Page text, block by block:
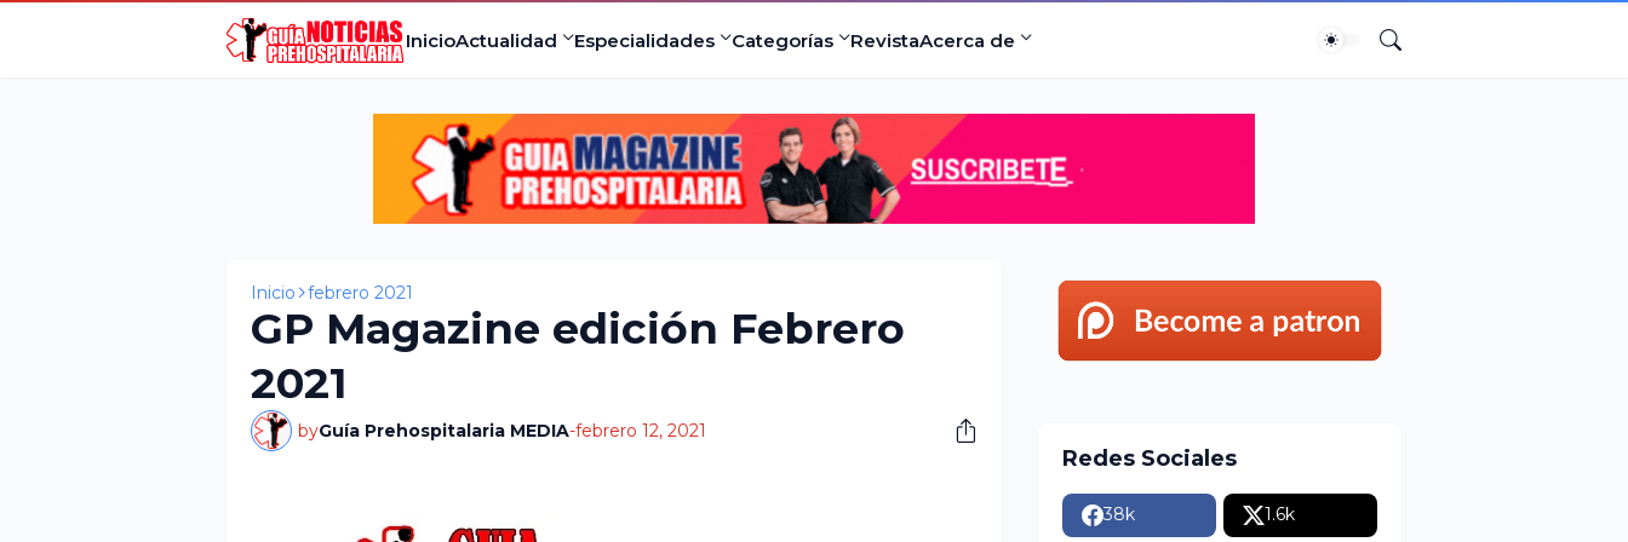
InicioActualidad Especialidades Categorías RevistaAcerca de
Inicio febrero 2021
GP Magazine edición Febrero
2021
byGuía Prehospitalaria MEDIA-febrero 12, 2021
Redes Sociales
38k 1.6k